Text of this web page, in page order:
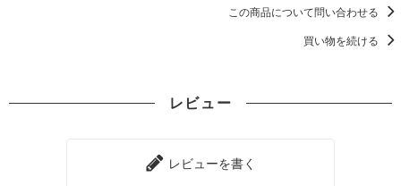
この商品について問い合わせる
買い物を続ける
レビュー
レビューを書く